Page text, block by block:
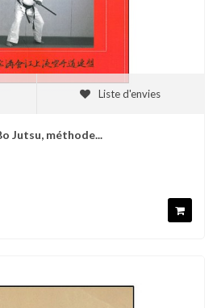
Liste d'envies
Jutsu, méthode...